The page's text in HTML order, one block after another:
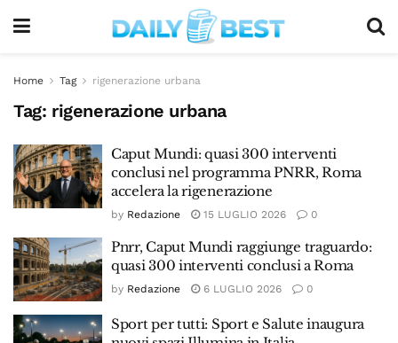
Home Tag rigenerazione urbana
Tag: rigenerazione urbana
Caput Mundi: quasi 300 interventi
conclusi nel programma PNRR, Roma
accelera la rigenerazione
by Redazione 15 LUGLIO 2026 0
Pnrr, Caput Mundi raggiunge traguardo:
quasi 300 interventi conclusi a Roma
by Redazione 6 LUGLIO 2026 0
Sport per tutti: Sport e Salute inaugura